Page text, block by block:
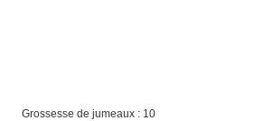
Grossesse de jumeaux : 10